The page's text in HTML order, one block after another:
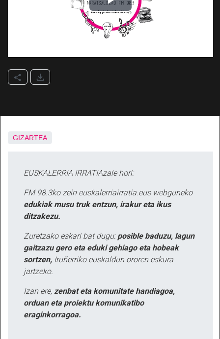
GIZARTEA
EUSKALERRIA IRRATIAzale hori:
FM 98.3ko zein euskalerriairratia.eus webguneko
edukiak musu truk entzun, irakur eta ikus
ditzakezu.
Zuretzako eskari bat dugu: posible baduzu, lagun
gaitzazu gero eta eduki gehiago eta hobeak
sortzen, Iruñerriko euskaldun ororen eskura
jartzeko.
Izan ere, zenbat eta komunitate handiagoa,
orduan eta proiektu komunikatibo
eraginkorragoa.